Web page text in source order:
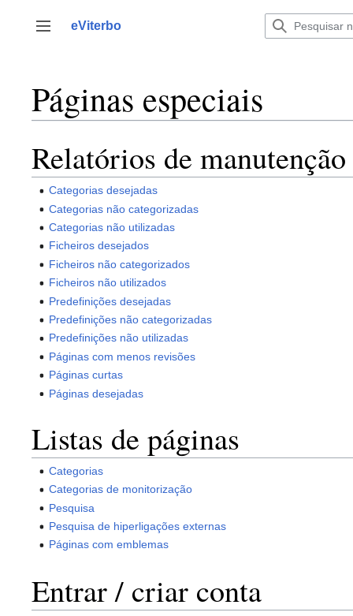
para
Alternar barra lateral
eViterbo
Páginas especiais
Relatórios de manutenção
Categorias desejadas
Categorias não categorizadas
Categorias não utilizadas
Ficheiros desejados
Ficheiros não categorizados
Ficheiros não utilizados
Predefinições desejadas
Predefinições não categorizadas
Predefinições não utilizadas
Páginas com menos revisões
Páginas curtas
Páginas desejadas
Listas de páginas
Categorias
Categorias de monitorização
Pesquisa
Pesquisa de hiperligações externas
Páginas com emblemas
Entrar / criar conta